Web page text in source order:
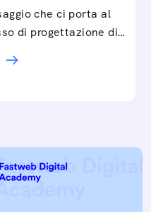
che ci porta al
di progettazione di